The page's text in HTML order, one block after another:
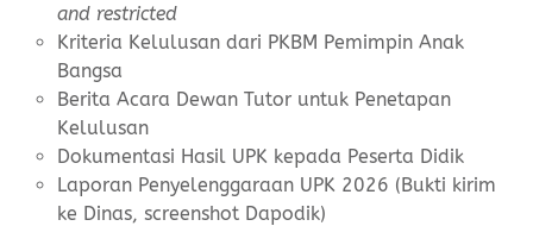
and restricted
Kriteria Kelulusan dari PKBM Pemimpin Anak
Bangsa
Berita Acara Dewan Tutor untuk Penetapan
Kelulusan
Dokumentasi Hasil UPK kepada Peserta Didik
Laporan Penyelenggaraan UPK 2026 (Bukti kirim
ke Dinas, screenshot Dapodik)